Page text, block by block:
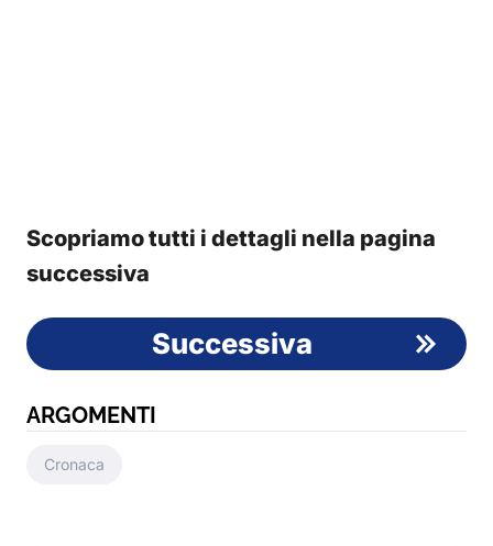
Scopriamo tutti i dettagli nella pagina
successiva
Successiva
ARGOMENTI
Cronaca